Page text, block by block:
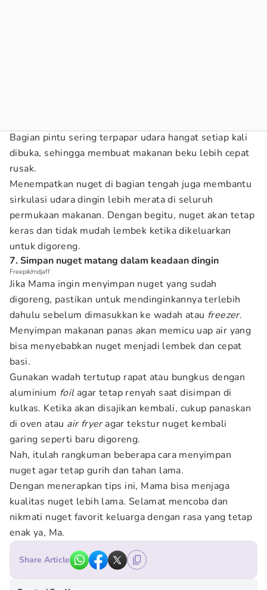
Bagian pintu sering terpapar udara hangat setiap kali
dibuka, sehingga membuat makanan beku lebih cepat
rusak.
Menempatkan nuget di bagian tengah juga membantu
sirkulasi udara dingin lebih merata di seluruh
permukaan makanan. Dengan begitu, nuget akan tetap
keras dan tidak mudah lembek ketika dikeluarkan
untuk digoreng.
7. Simpan nuget matang dalam keadaan dingin
Freepik/mdjaff
Jika Mama ingin menyimpan nuget yang sudah
digoreng, pastikan untuk mendinginkannya terlebih
dahulu sebelum dimasukkan ke wadah atau freezer.
Menyimpan makanan panas akan memicu uap air yang
bisa menyebabkan nuget menjadi lembek dan cepat
basi.
Gunakan wadah tertutup rapat atau bungkus dengan
aluminium foilagar tetap renyah saat disimpan di
kulkas. Ketika akan disajikan kembali, cukup panaskan
di oven atau air fryeragar tekstur nuget kembali
garing seperti baru digoreng.
Nah, itulah rangkuman beberapa cara menyimpan
nuget agar tetap gurih dan tahan lama.
Dengan menerapkan tips ini, Mama bisa menjaga
kualitas nuget lebih lama. Selamat mencoba dan
nikmati nuget favorit keluarga dengan rasa yang tetap
enak ya, Ma.
Share Article